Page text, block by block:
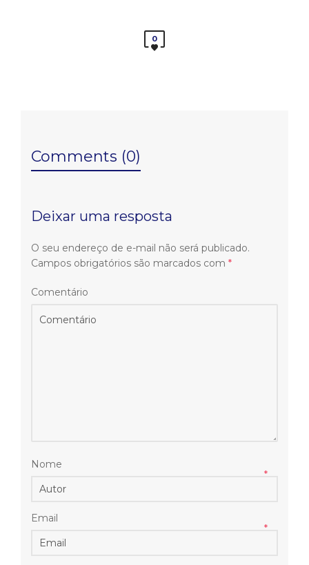
0
Comments (0)
Deixar uma resposta
O seu endereço de e-mail não será publicado.
Campos obrigatórios são marcados com *
Comentário
Nome
*
Email
*